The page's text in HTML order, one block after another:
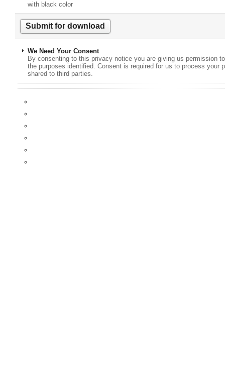
with black color
We Need Your Consent
By consenting to this privacy notice you are giving us permission
the purposes identified. Consent is required for us to process your
shared to third parties.